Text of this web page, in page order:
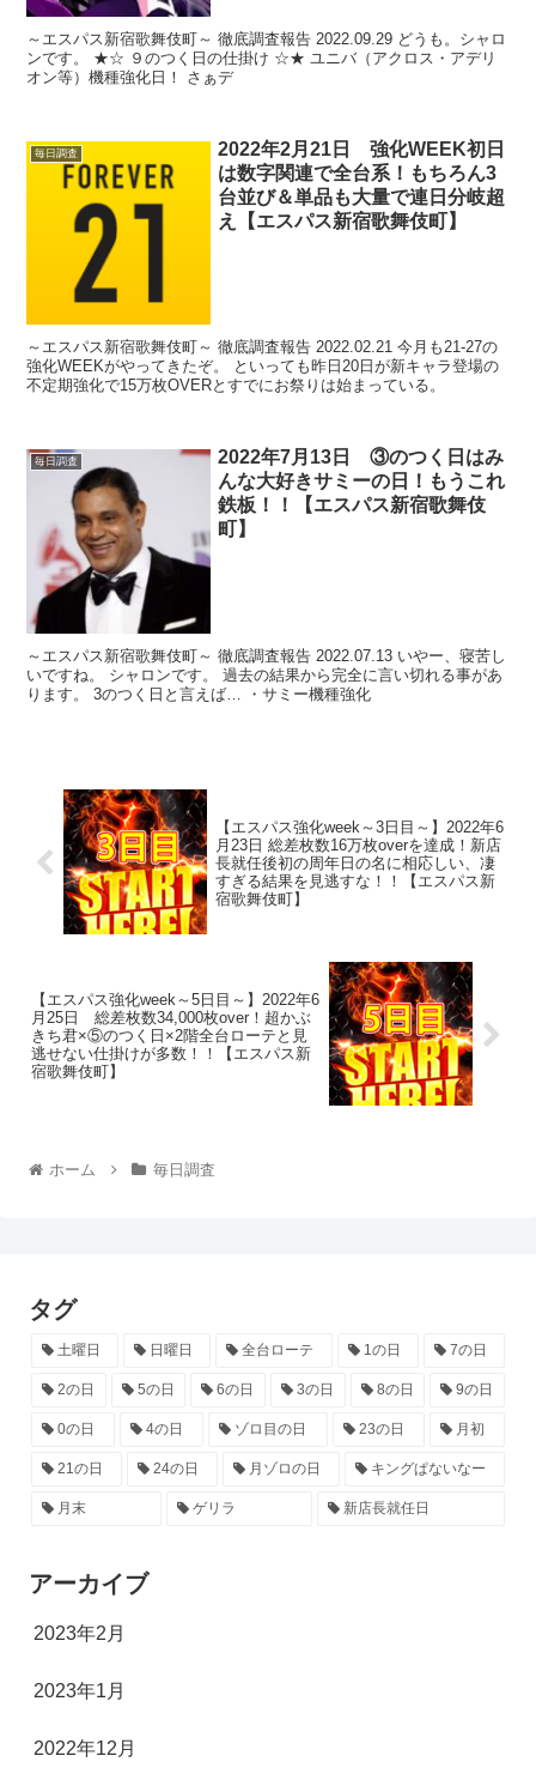
～エスパス新宿歌舞伎町～ 徹底調査報告 2022.09.29 どうも。シャロ
ンです。 ★☆ ９のつく日の仕掛け ☆★ ユニバ（アクロス・アデリ
オン等）機種強化日！ さぁデ
毎日調査
2022年2月21日 強化WEEK初日
は数字関連で全台系！もちろん3
台並び＆単品も大量で連日分岐超
え【エスパス新宿歌舞伎町】
～エスパス新宿歌舞伎町～ 徹底調査報告 2022.02.21 今月も21-27の
強化WEEKがやってきたぞ。 といっても昨日20日が新キャラ登場の
不定期強化で15万枚OVERとすでにお祭りは始まっている。
毎日調査
2022年7月13日 ③のつく日はみ
んな大好きサミーの日！もうこれ
鉄板！！【エスパス新宿歌舞伎
町】
～エスパス新宿歌舞伎町～ 徹底調査報告 2022.07.13 いやー、寝苦し
いですね。 シャロンです。 過去の結果から完全に言い切れる事があ
ります。 3のつく日と言えば… ・サミー機種強化
【エスパス強化week～3日目～】2022年6
月23日 総差枚数16万枚overを達成！新店
長就任後初の周年日の名に相応しい、凄
すぎる結果を見逃すな！！【エスパス新
宿歌舞伎町】
【エスパス強化week～5日目～】2022年6
月25日 総差枚数34,000枚over！超かぶ
きち君×⑤のつく日×2階全台ローテと見
逃せない仕掛けが多数！！【エスパス新
宿歌舞伎町】
ホーム 毎日調査
タグ
土曜日 日曜日 全台ローテ 1の日 7の日
2の日 5の日 6の日 3の日 8の日 9の日
0の日 4の日 ゾロ目の日 23の日 月初
21の日 24の日 月ゾロの日 キングぱないなー
月末 ゲリラ 新店長就任日
アーカイブ
2023年2月
2023年1月
2022年12月